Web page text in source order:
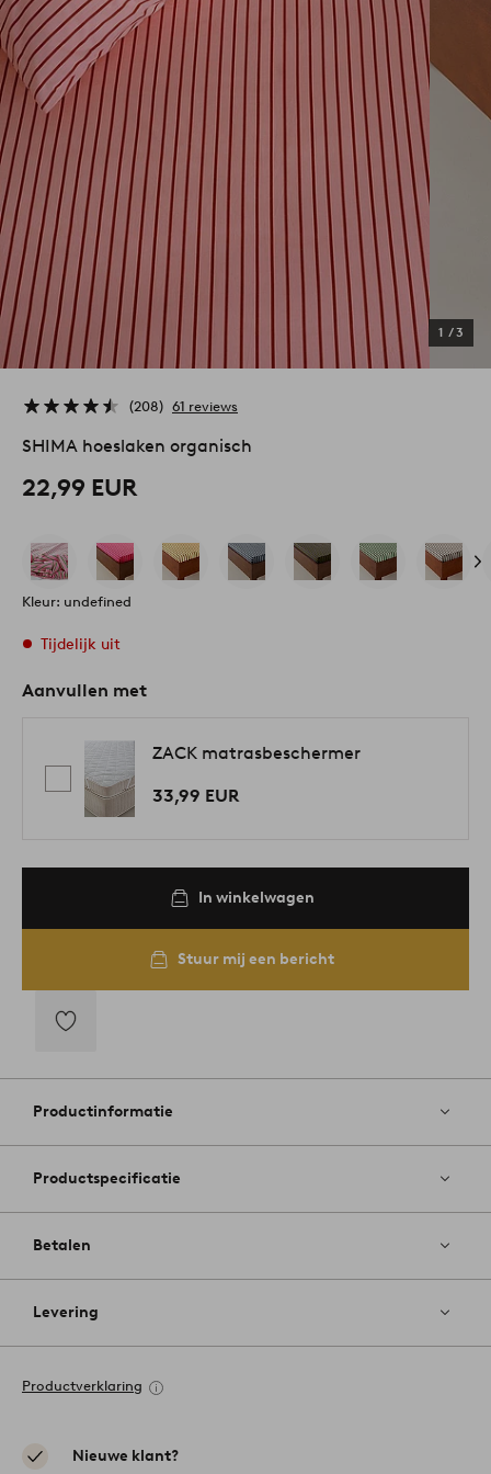
1 /3
208 61 reviews
SHIMA hoeslaken organisch
22,99 EUR
Kleur: undefined
Tijdelijk uit
Aanvullen met
ZACK matrasbeschermer
33,99 EUR
In winkelwagen
Stuur mij een bericht
aan
favorieten
Productinformatie
Productspecificatie
Betalen
Levering
Productverklaring
Nieuwe klant?